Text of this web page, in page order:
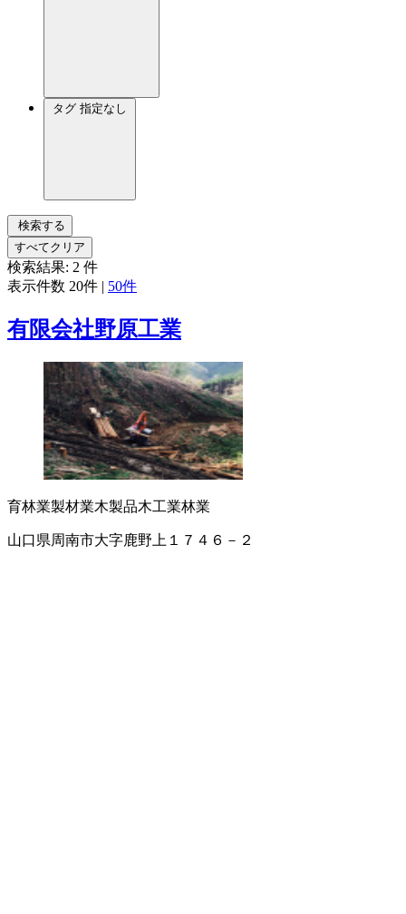
タグ 指定なし
検索する
すべてクリア
検索結果: 2 件
表示件数 20件 | 50件
有限会社野原工業
育林業製材業木製品木工業林業
山口県周南市大字鹿野上１７４６－２